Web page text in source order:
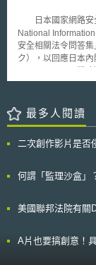
有通常知識者所可
性，而無法獲得專
果，為超出發明當
果，則此發明之進
用法或用量之醫藥
明納為可受專利保護
路相關文件，結合
習」之手法，來預
point-of-sale）家電
過收集具有銷售點
料，期待可以掌握每一日之「
立「Big Data-
民眾意見以提高新
日本國家網路安
National
安全相關法令問答
ク），以回應日本
施與對策之決定。
会）於同年10月10
查工作。 本問答集內容涉及13項法律議題，包括議題如下： 說明網路
公司法為核心，從經
個人資料的安全管理措施； 以公平交易法（不正競争防
為對策； 以資通訊網路、電信業者等為中心，說明IoT相關法律問題； 以契
題； 網路安全相關證照制度，例如資訊處理安全確保支援人員； 說明其他
最多人閱讀
二次創作影片是否
何謂「監理沙盒」
美國聯邦法院有關
A片也要搞創意！